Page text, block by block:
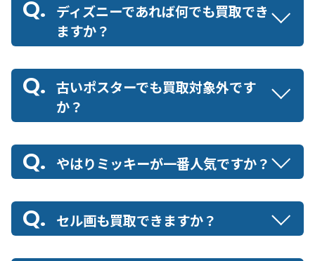
ディズニーであれば何でも買取でき
ますか？
古いポスターでも買取対象外です
か？
やはりミッキーが一番人気ですか？
セル画も買取できますか？